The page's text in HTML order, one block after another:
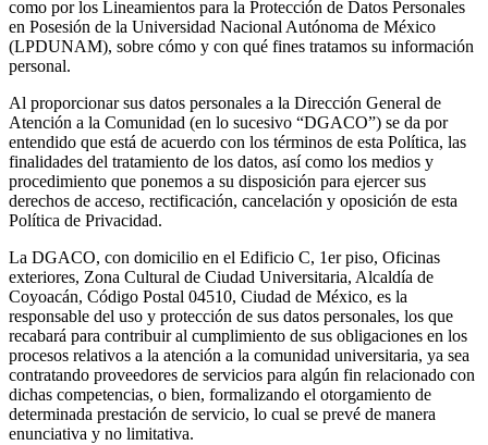
como por los Lineamientos para la Protección de Datos Personales
en Posesión de la Universidad Nacional Autónoma de México
(LPDUNAM), sobre cómo y con qué fines tratamos su información
personal.
Al proporcionar sus datos personales a la Dirección General de
Atención a la Comunidad (en lo sucesivo “DGACO”) se da por
entendido que está de acuerdo con los términos de esta Política, las
finalidades del tratamiento de los datos, así como los medios y
procedimiento que ponemos a su disposición para ejercer sus
derechos de acceso, rectificación, cancelación y oposición de esta
Política de Privacidad.
La DGACO, con domicilio en el Edificio C, 1er piso, Oficinas
exteriores, Zona Cultural de Ciudad Universitaria, Alcaldía de
Coyoacán, Código Postal 04510, Ciudad de México, es la
responsable del uso y protección de sus datos personales, los que
recabará para contribuir al cumplimiento de sus obligaciones en los
procesos relativos a la atención a la comunidad universitaria, ya sea
contratando proveedores de servicios para algún fin relacionado con
dichas competencias, o bien, formalizando el otorgamiento de
determinada prestación de servicio, lo cual se prevé de manera
enunciativa y no limitativa.